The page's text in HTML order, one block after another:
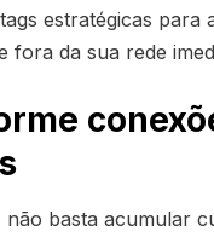
estratégicas para
fora da sua rede
não basta acumular